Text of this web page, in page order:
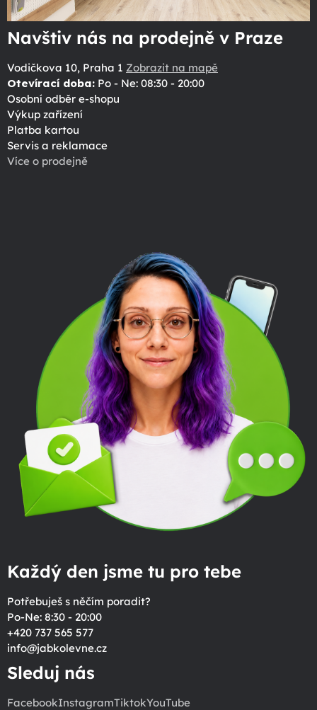
Navštiv nás na prodejně v Praze
Vodičkova 10, Praha 1 Zobrazit na mapě
Otevírací doba: Po - Ne: 08:30 - 20:00
Osobní odběr e-shopu
Výkup zařízení
Platba kartou
Servis a reklamace
Více o prodejně
Každý den jsme tu pro tebe
Potřebuješ s něčím poradit?
Po-Ne: 8:30 - 20:00
+420 737 565 577
info@jabkolevne.cz
Sleduj nás
FacebookInstagramTiktokYouTube